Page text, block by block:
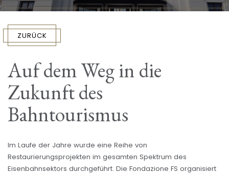
ZURÜCK
Auf dem Weg in die
Zukunft des
Bahntourismus
Im Laufe der Jahre wurde eine Reihe von
Restaurierungsprojekten im gesamten Spektrum des
Eisenbahnsektors durchgeführt. Die Fondazione FS organisiert